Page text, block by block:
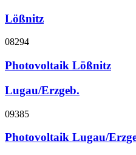
Lößnitz
08294
Photovoltaik Lößnitz
Lugau/Erzgeb.
09385
Photovoltaik Lugau/